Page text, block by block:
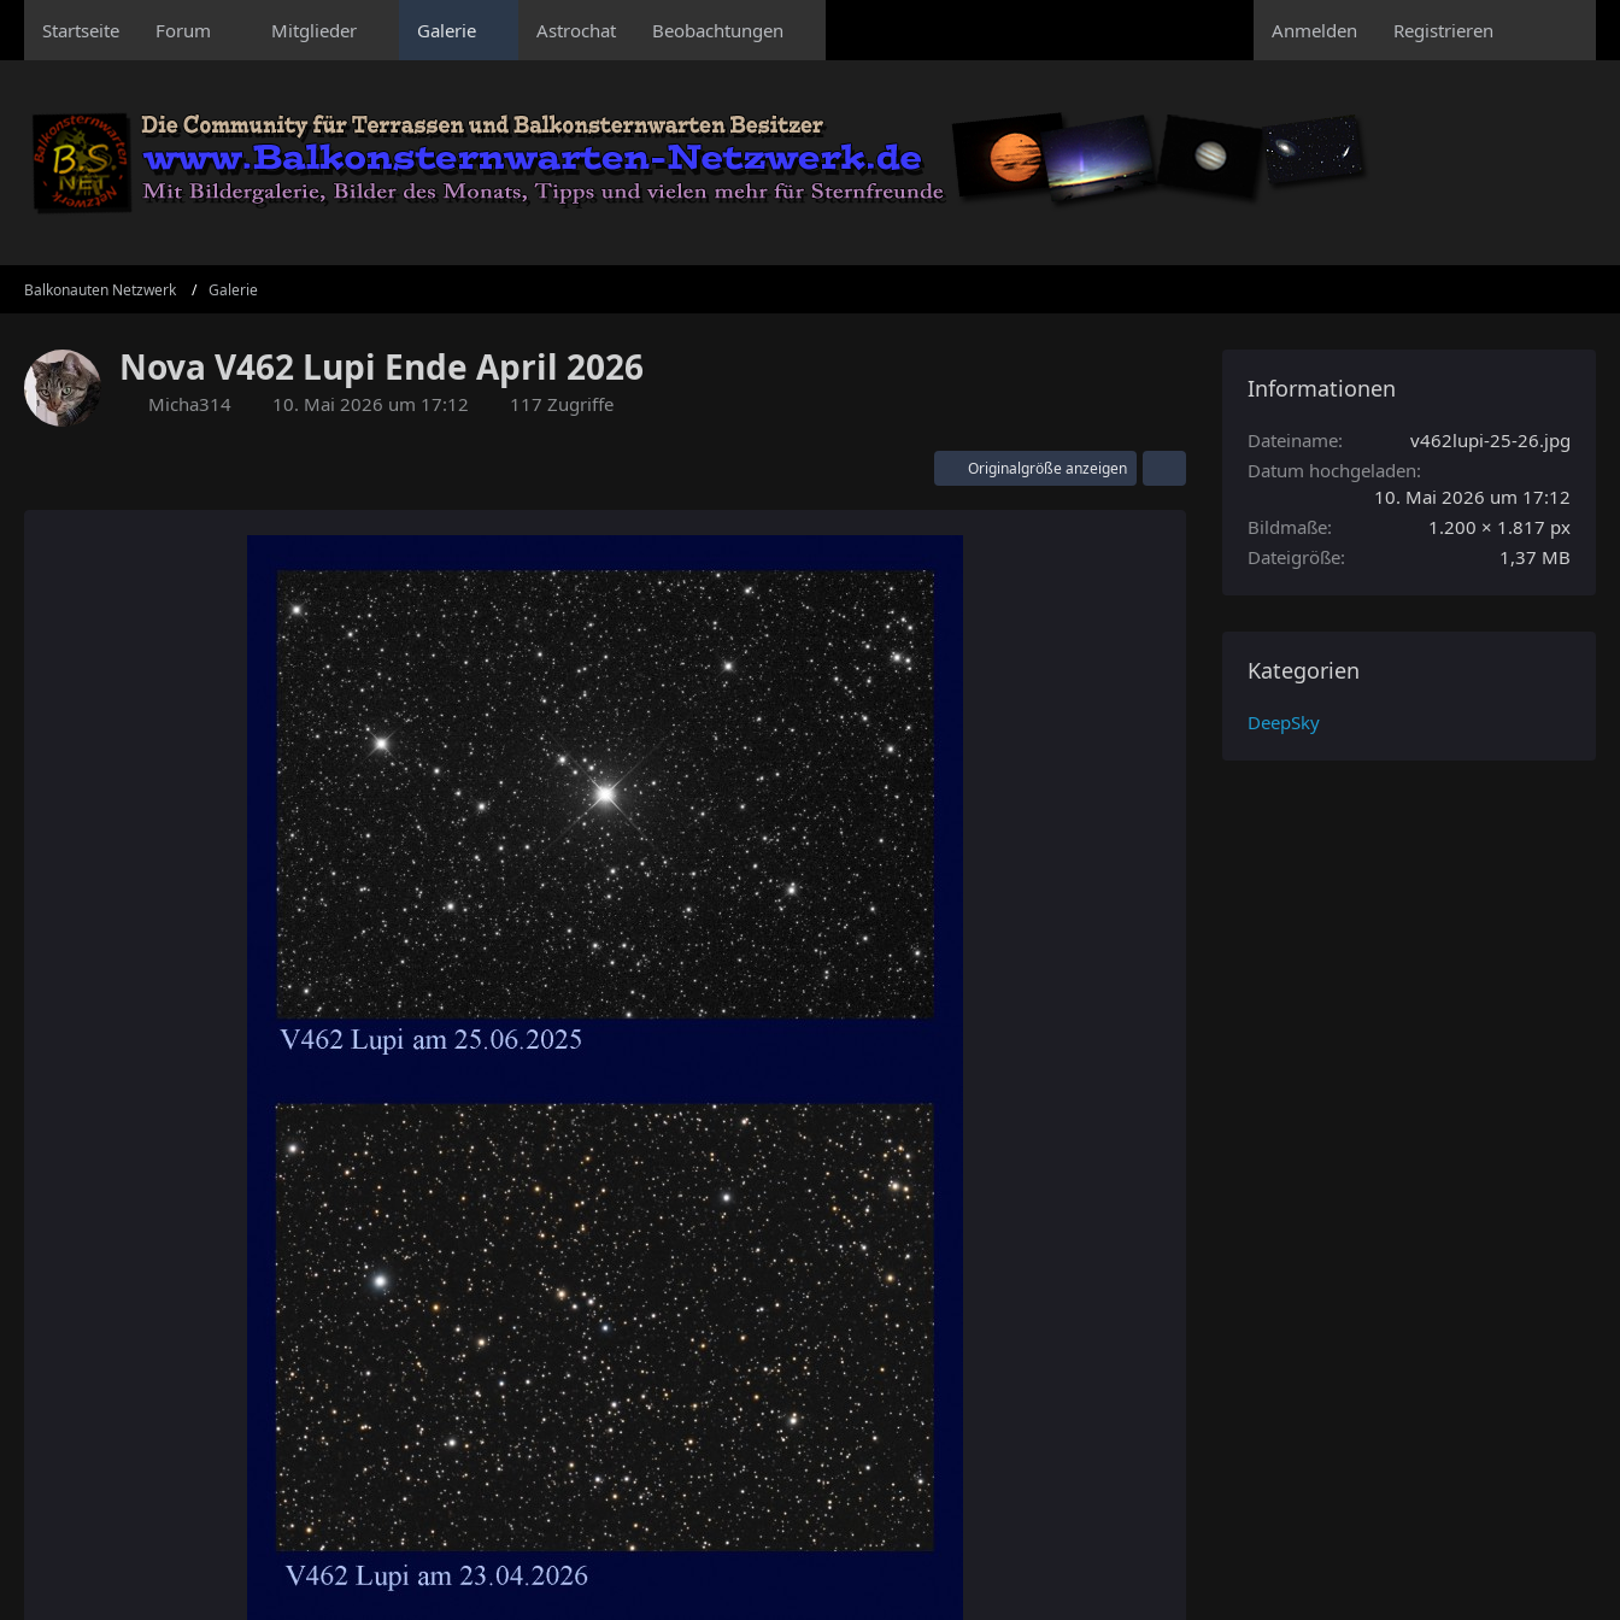
Startseite Forum Mitglieder Galerie Astrochat Beobachtungen Anmelden Registrieren
Balkonauten Netzwerk Galerie
Nova V462 Lupi Ende April 2026
Micha314 10. Mai 2026 um 17:12 117 Zugriffe
Originalgröße anzeigen
Informationen
Dateiname
v462lupi-25-26.jpg
Datum hochgeladen
10. Mai 2026 um 17:12
Bildmaße
1.200 × 1.817 px
Dateigröße
1,37 MB
Kategorien
DeepSky